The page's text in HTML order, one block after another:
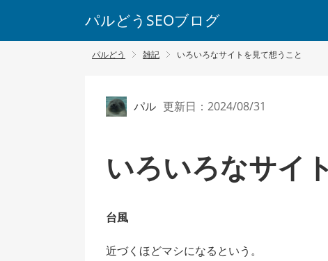
パルどうSEOブログ
パルどう 雑記 いろいろなサイトを見て想うこと
パル 更新日：2024/08/31
いろいろなサイ
台風
近づくほどマシになるという。